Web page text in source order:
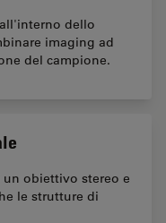
dello
imaging ad
del campione.
un obiettivo stereo e
le strutture di